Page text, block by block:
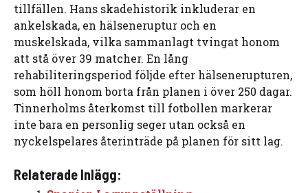
tillfällen. Hans skadehistorik inkluderar en
ankelskada, en hälseneruptur och en
muskelskada, vilka sammanlagt tvingat honom
att stå över 39 matcher. En lång
rehabiliteringsperiod följde efter hälsenerupturen,
som höll honom borta från planen i över 250 dagar.
Tinnerholms återkomst till fotbollen markerar
inte bara en personlig seger utan också en
nyckelspelares återinträde på planen för sitt lag.
Relaterade Inlägg: